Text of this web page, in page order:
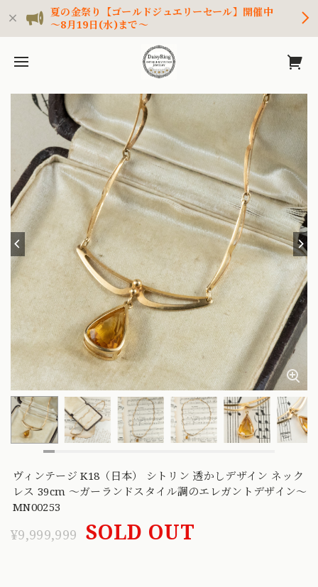
夏の金祭り【ゴールドジュエリーセール】開催中
～8月19日(水)まで～
ヴィンテージ K18（日本） シトリン 透かしデザイン ネック
レス 39cm 〜ガーランドスタイル調のエレガントデザイン〜
MN00253
¥9,999,999 SOLD OUT